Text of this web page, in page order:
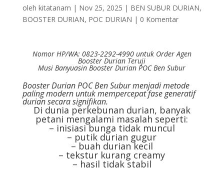
oleh kitatanam | Nov 25, 2025 | BEN SUBUR DURIAN,
BOOSTER DURIAN, POC DURIAN | 0 Komentar
Nomor HP/WA: 0823-2292-4990 untuk Order Agen
Booster Durian Teruji
Musi BanyuasinBooster Durian POC Ben Subur
Booster Durian POC Ben Subur menjadi metode
paling modern untuk mempercepat fase generatif
durian secara signifikan.
Di dunia perkebunan durian, banyak
petani mengalami masalah seperti:
– inisiasi bunga tidak muncul
– putik durian gugur
– buah durian kecil
– tekstur kurang creamy
– hasil tidak stabil